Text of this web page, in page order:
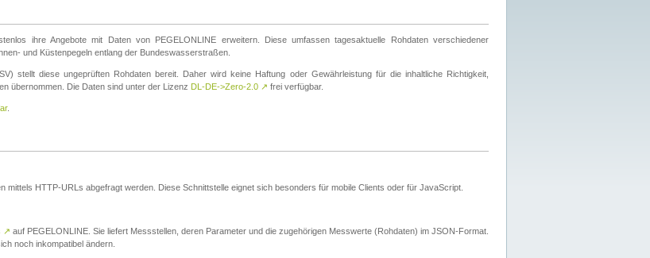
ihre Angebote mit Daten von PEGELONLINE erweitern. Diese umfassen tagesaktuelle Rohdaten verschiedener
und Küstenpegeln entlang der Bundeswasserstraßen.
stellt diese ungeprüften Rohdaten bereit. Daher wird keine Haftung oder Gewährleistung für die inhaltliche Richtigkeit,
übernommen. Die Daten sind unter der Lizenz DL-DE->Zero-2.0 ↗ frei verfügbar.
.
mittels HTTP-URLs abgefragt werden. Diese Schnittstelle eignet sich besonders für mobile Clients oder für JavaScript.
↗ auf PEGELONLINE. Sie liefert Messstellen, deren Parameter und die zugehörigen Messwerte (Rohdaten) im JSON-Format.
noch inkompatibel ändern.